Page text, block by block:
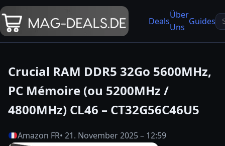
Deals
Über
Uns
Guides
Crucial RAM DDR5 32Go 5600MHz,
PC Mémoire (ou 5200MHz /
4800MHz) CL46 – CT32G56C46U5
Amazon FR• 21. November 2025 – 12:59